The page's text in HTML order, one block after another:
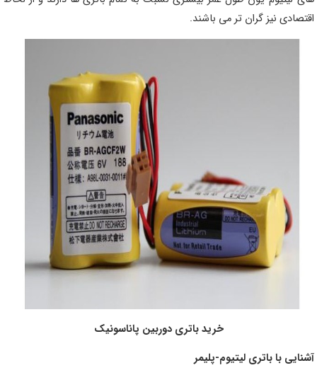
اقتصادی نیز گران تر می باشند.
خرید باتری دوربین پاناسونیک
آشنایی با باتری لیتیوم-پلیمر